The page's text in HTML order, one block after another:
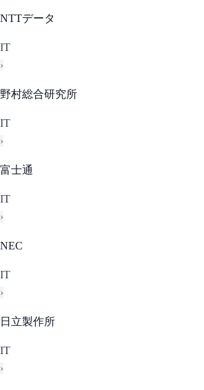
NTTデータ
IT
›
野村総合研究所
IT
›
富士通
IT
›
NEC
IT
›
日立製作所
IT
›